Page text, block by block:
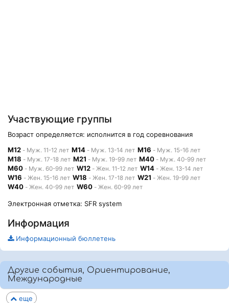
Участвующие группы
Возраст определяется: исполнится в год соревнования
M12 - Муж. 11-12 лет M14 - Муж. 13-14 лет M16 - Муж. 15-16 лет
M18 - Муж. 17-18 лет M21 - Муж. 19-99 лет M40 - Муж. 40-99 лет
M60 - Муж. 60-99 лет W12 - Жен. 11-12 лет W14 - Жен. 13-14 лет
W16 - Жен. 15-16 лет W18 - Жен. 17-18 лет W21 - Жен. 19-99 лет
W40 - Жен. 40-99 лет W60 - Жен. 60-99 лет
Электронная отметка: SFR system
Информация
Информационный бюллетень
Другие события, Ориентирование,
Международные
еще